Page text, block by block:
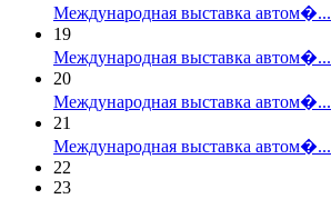
Международная выставка автом�...
19
Международная выставка автом�...
20
Международная выставка автом�...
21
Международная выставка автом�...
22
23